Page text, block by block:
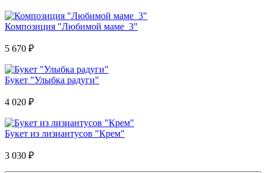
Композиция "Любимой маме_3"
5 670 ₽
Букет "Улыбка радуги"
4 020 ₽
Букет из лизиантусов "Крем"
3 030 ₽